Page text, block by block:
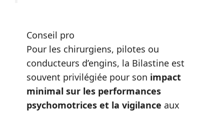
Conseil pro
Pour les chirurgiens, pilotes ou
conducteurs d’engins, la Bilastine est
souvent privilégiée pour son impact
minimal sur les performances
psychomotrices et la vigilance aux